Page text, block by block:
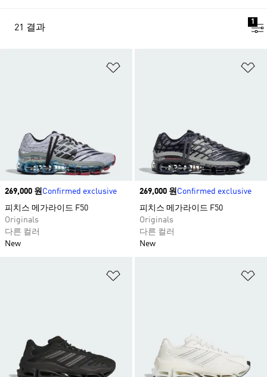
21 결과
1
Price
269,000 원Confirmed exclusive
피치스 메가라이드 F50
Originals
다른 컬러
New
Price
269,000 원Confirmed exclusive
피치스 메가라이드 F50
Originals
다른 컬러
New